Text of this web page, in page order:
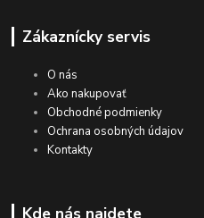
Zákaznícky servis
O nás
Ako nakupovať
Obchodné podmienky
Ochrana osobných údajov
Kontakty
Kde nás najdete